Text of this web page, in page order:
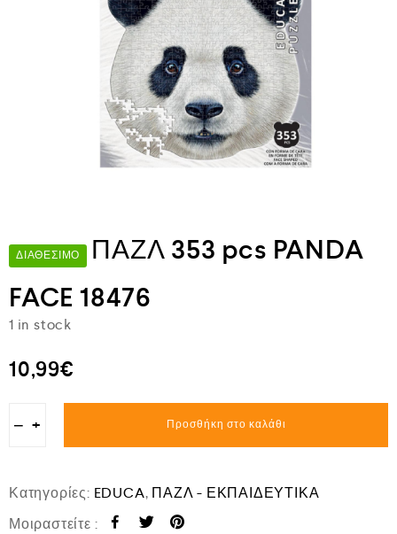
ΔΙΑΘΈΣΙΜΟ
ΠΑΖΛ 353 pcs PANDA
FACE 18476
1 in stock
10,99€
− + Προσθήκη στο καλάθι
Κατηγορίες: EDUCA, ΠΑΖΛ - ΕΚΠΑΙΔΕΥΤΙΚΑ
Μοιραστείτε :